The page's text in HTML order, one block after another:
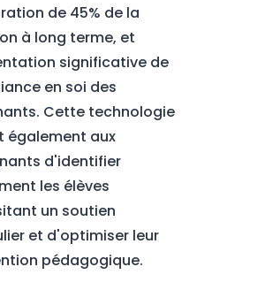
de 45% de la
à long terme, et
significative de
en soi des
Cette technologie
également aux
d'identifier
les élèves
un soutien
et d'optimiser leur
pédagogique.